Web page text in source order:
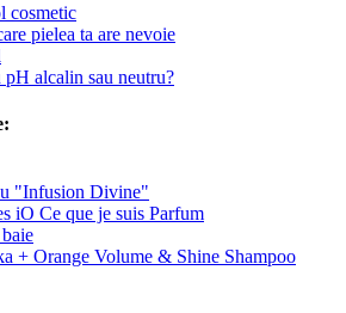
cosmetic
pielea ta are nevoie
alcalin sau neutru?
"Infusion Divine"
iO Ce que je suis Parfum
+ Orange Volume & Shine Shampoo